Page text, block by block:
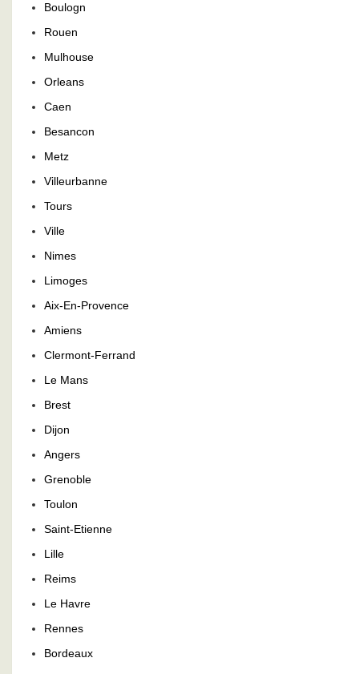
Boulogn
Rouen
Mulhouse
Orleans
Caen
Besancon
Metz
Villeurbanne
Tours
Ville
Nimes
Limoges
Aix-En-Provence
Amiens
Clermont-Ferrand
Le Mans
Brest
Dijon
Angers
Grenoble
Toulon
Saint-Etienne
Lille
Reims
Le Havre
Rennes
Bordeaux